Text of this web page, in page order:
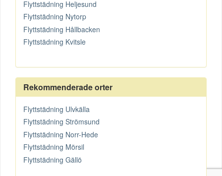
Flyttstädning Heljesund
Flyttstädning Nytorp
Flyttstädning Hållbacken
Flyttstädning Kvitsle
Rekommenderade orter
Flyttstädning Ulvkälla
Flyttstädning Strömsund
Flyttstädning Norr-Hede
Flyttstädning Mörsil
Flyttstädning Gällö